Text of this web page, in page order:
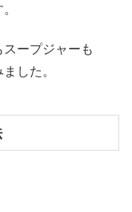
ープジャーも
した。